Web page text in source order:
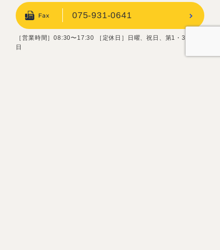
075-931-0641
［営業時間］08:30〜17:30 ［定休日］日曜、祝日、第1・3土曜
日